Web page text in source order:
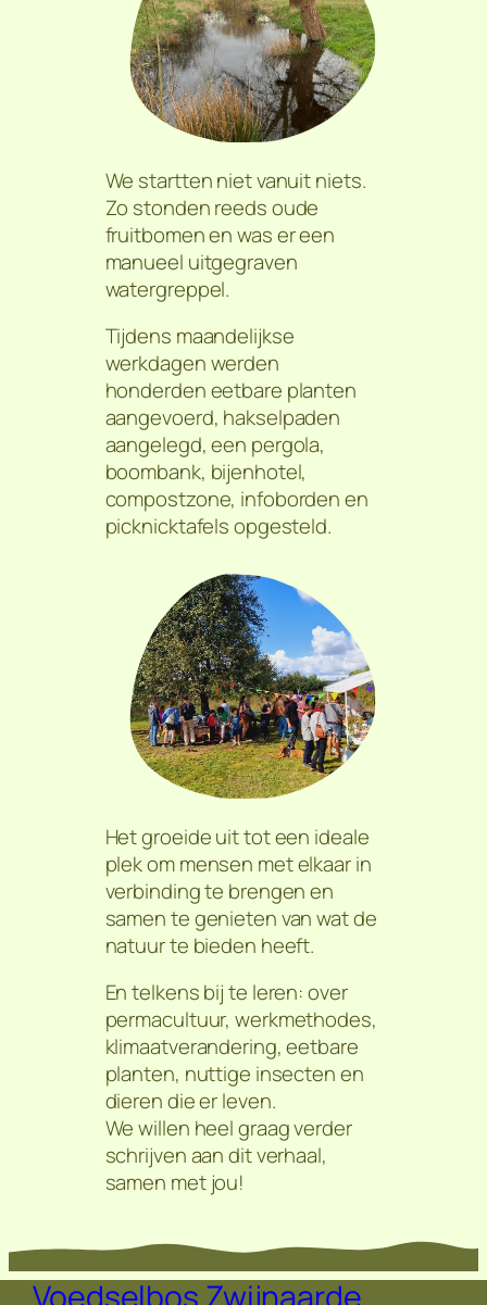
We startten niet vanuit niets.
Zo stonden reeds oude
fruitbomen en was er een
manueel uitgegraven
watergreppel.
Tijdens maandelijkse
werkdagen werden
honderden eetbare planten
aangevoerd, hakselpaden
aangelegd, een pergola,
boombank, bijenhotel,
compostzone, infoborden en
picknicktafels opgesteld.
Het groeide uit tot een ideale
plek om mensen met elkaar in
verbinding te brengen en
samen te genieten van wat de
natuur te bieden heeft.
En telkens bij te leren: over
permacultuur, werkmethodes,
klimaatverandering, eetbare
planten, nuttige insecten en
dieren die er leven.
We willen heel graag verder
schrijven aan dit verhaal,
samen met jou!